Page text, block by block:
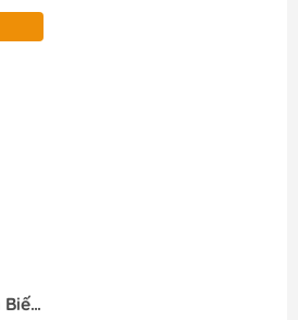
300mm - Thước Cảm Biến Đo Mức Chất Lỏng Loại S5-E300, Dài 30mm, Mã JS60061